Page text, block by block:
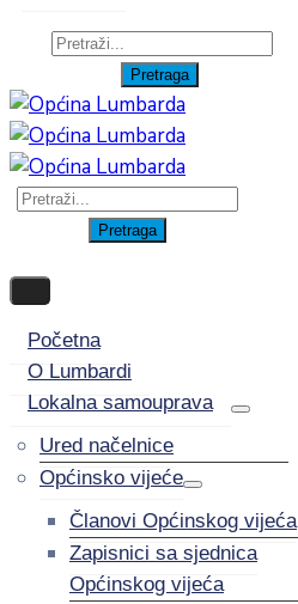
Početna
O Lumbardi
Lokalna samouprava
Ured načelnice
Općinsko vijeće
Članovi Općinskog vijeća
Zapisnici sa sjednica
Općinskog vijeća